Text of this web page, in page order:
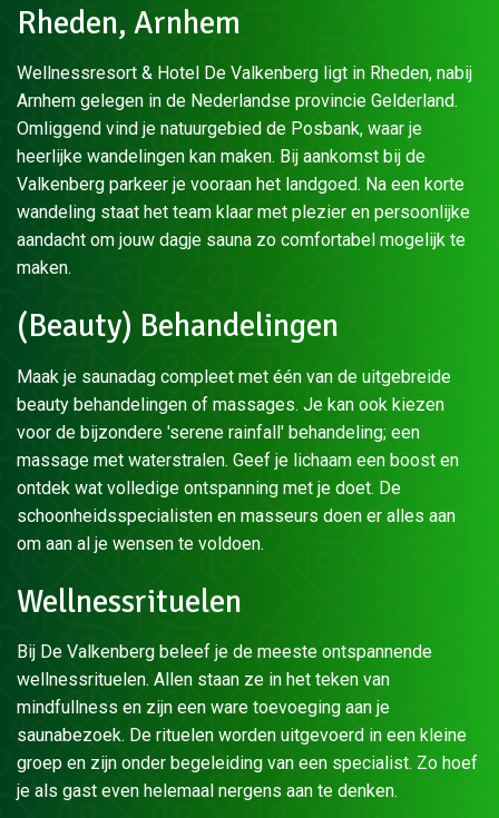
Rheden, Arnhem
Wellnessresort & Hotel De Valkenberg ligt in Rheden, nabij
Arnhem gelegen in de Nederlandse provincie Gelderland.
Omliggend vind je natuurgebied de Posbank, waar je
heerlijke wandelingen kan maken. Bij aankomst bij de
Valkenberg parkeer je vooraan het landgoed. Na een korte
wandeling staat het team klaar met plezier en persoonlijke
aandacht om jouw dagje sauna zo comfortabel mogelijk te
maken.
(Beauty) Behandelingen
Maak je saunadag compleet met één van de uitgebreide
beauty behandelingen of massages. Je kan ook kiezen
voor de bijzondere 'serene rainfall' behandeling; een
massage met waterstralen. Geef je lichaam een boost en
ontdek wat volledige ontspanning met je doet. De
schoonheidsspecialisten en masseurs doen er alles aan
om aan al je wensen te voldoen.
Wellnessrituelen
Bij De Valkenberg beleef je de meeste ontspannende
wellnessrituelen. Allen staan ze in het teken van
mindfullness en zijn een ware toevoeging aan je
saunabezoek. De rituelen worden uitgevoerd in een kleine
groep en zijn onder begeleiding van een specialist. Zo hoef
je als gast even helemaal nergens aan te denken.